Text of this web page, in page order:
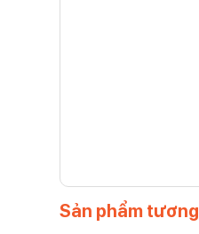
Sản phẩm